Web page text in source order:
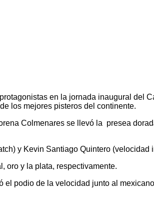
en la jornada inaugural del
los mejores pisteros del continente.
Colmenares se llevó la presea
y Kevin Santiago Quintero (velocidad
oro y la plata, respectivamente.
podio de la velocidad junto al